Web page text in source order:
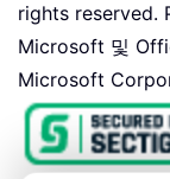
rights reserved.
Microsoft 및
Microsoft